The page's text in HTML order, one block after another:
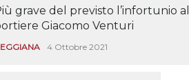
grave del previsto l’infortunio al
Giacomo Venturi
4 Ottobre 2021